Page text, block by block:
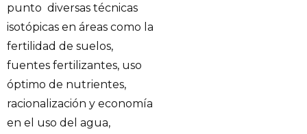
punto diversas técnicas
isotópicas en áreas como la
fertilidad de suelos,
fuentes fertilizantes, uso
óptimo de nutrientes,
racionalización y economía
en el uso del agua,